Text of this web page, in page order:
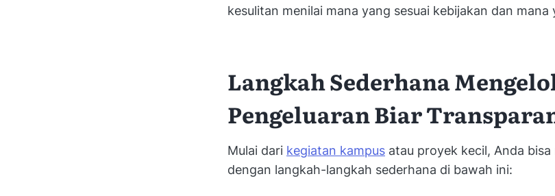
kesulitan menilai mana yang sesuai kebijakan dan
Langkah Sederhana
Pengeluaran Biar
Mulai dari kegiatan kampus atau proyek kecil, Anda
dengan langkah-langkah sederhana di bawah ini: